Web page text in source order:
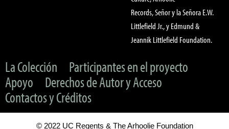
Records, Señor y la Señora E.W.
Littlefield Jr., y Edmund &
Jeannik Littlefield Foundation.
La Colección
Participantes en el proyecto
Apoyo
Derechos de Autor y Acceso
Contactos y Créditos
© 2022 UC Regents & The Arhoolie Foundation